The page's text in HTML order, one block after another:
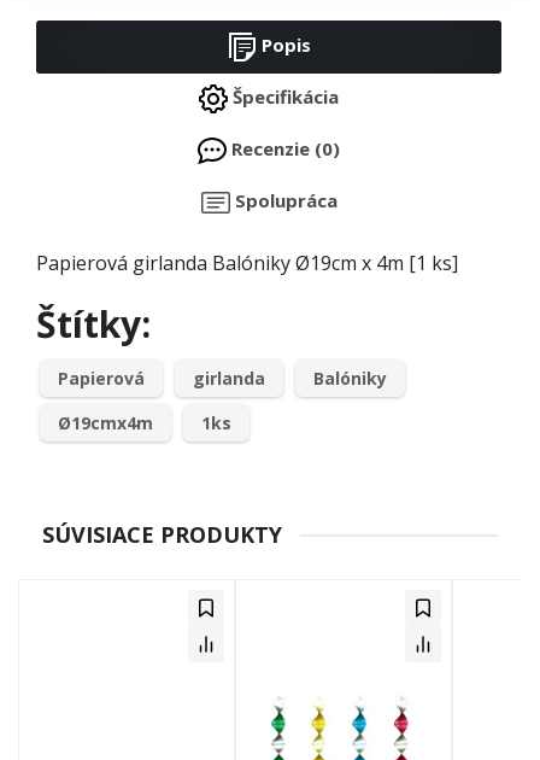
Popis
Špecifikácia
Recenzie (0)
Spolupráca
Papierová girlanda Balóniky Ø19cm x 4m [1 ks]
Štítky:
Papierová girlanda
Balóniky
Ø19cmx4m
1ks
SÚVISIACE PRODUKTY